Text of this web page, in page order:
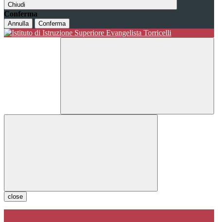
Chiudi
Conferma
Annulla Conferma
close